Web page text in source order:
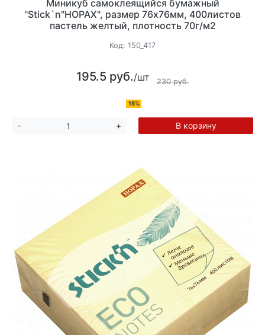
Миникуб самоклеящийся бумажный
"Stick`n"HOPAX", размер 76x76мм, 400листов
пастель желтый, плотность 70г/м2
Код: 150_417
195.5 руб./шт 230 руб.
15%
- + В корзину